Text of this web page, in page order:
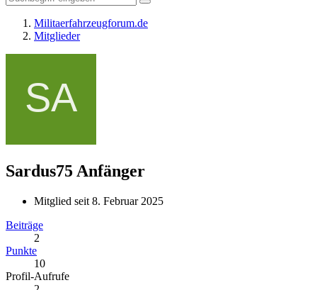
Militaerfahrzeugforum.de
Mitglieder
Sardus75 Anfänger
Mitglied seit 8. Februar 2025
Beiträge
2
Punkte
10
Profil-Aufrufe